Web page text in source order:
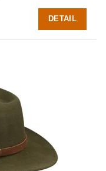
DETAIL